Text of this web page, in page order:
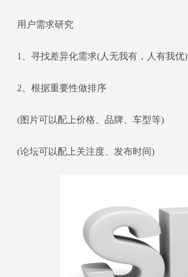
用户需求研究
1、寻找差异化需求(人无我有，人有我优)
2、根据重要性做排序
(图片可以配上价格、品牌、车型等)
(论坛可以配上关注度、发布时间)